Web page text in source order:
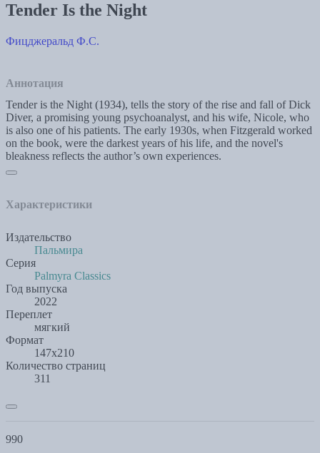
Tender Is the Night
Фицджеральд Ф.С.
Аннотация
Tender is the Night (1934), tells the story of the rise and fall of Dick
Diver, a promising young psychoanalyst, and his wife, Nicole, who
is also one of his patients. The early 1930s, when Fitzgerald worked
on the book, were the darkest years of his life, and the novel's
bleakness reflects the author’s own experiences.
Характеристики
Издательство
Пальмира
Серия
Palmyra Classics
Год выпуска
2022
Переплет
мягкий
Формат
147х210
Количество страниц
311
990